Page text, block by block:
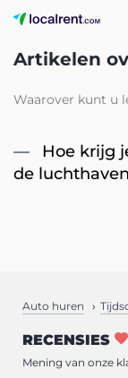
Artikelen
Waarover kunt u
Hoe krijg
de
Auto huren
RECENSIES
Mening van onze